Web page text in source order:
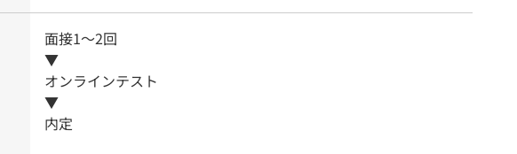
面接1～2回
▼
オンラインテスト
▼
内定